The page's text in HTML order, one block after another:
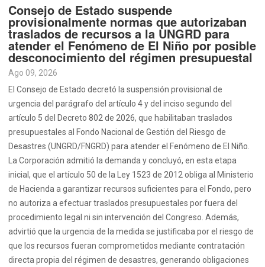
Consejo de Estado suspende
provisionalmente normas que autorizaban
traslados de recursos a la UNGRD para
atender el Fenómeno de El Niño por posible
desconocimiento del régimen presupuestal
Ago 09, 2026
El Consejo de Estado decretó la suspensión provisional de
urgencia del parágrafo del artículo 4 y del inciso segundo del
artículo 5 del Decreto 802 de 2026, que habilitaban traslados
presupuestales al Fondo Nacional de Gestión del Riesgo de
Desastres (UNGRD/FNGRD) para atender el Fenómeno de El Niño.
La Corporación admitió la demanda y concluyó, en esta etapa
inicial, que el artículo 50 de la Ley 1523 de 2012 obliga al Ministerio
de Hacienda a garantizar recursos suficientes para el Fondo, pero
no autoriza a efectuar traslados presupuestales por fuera del
procedimiento legal ni sin intervención del Congreso. Además,
advirtió que la urgencia de la medida se justificaba por el riesgo de
que los recursos fueran comprometidos mediante contratación
directa propia del régimen de desastres, generando obligaciones